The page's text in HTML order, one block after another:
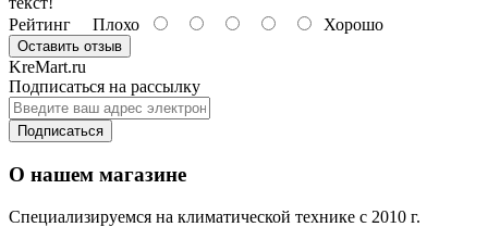
Рейтинг Плохо Хорошо
Оставить отзыв
KreMart.ru
Подписаться на рассылку
Подписаться
О нашем магазине
Специализируемся на климатической технике с 2010 г.